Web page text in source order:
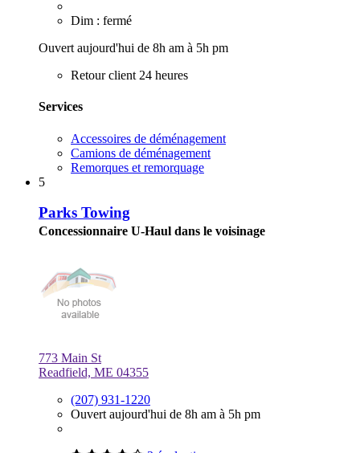
Dim : fermé
Ouvert aujourd'hui de 8h am à 5h pm
Retour client 24 heures
Services
Accessoires de déménagement
Camions de déménagement
Remorques et remorquage
5
Parks Towing
Concessionnaire U-Haul dans le voisinage
773 Main St
Readfield, ME 04355
(207) 931-1220
Ouvert aujourd'hui de 8h am à 5h pm